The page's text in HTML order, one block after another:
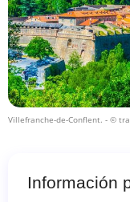
Villefranche-de-Conflent. - ©
Información